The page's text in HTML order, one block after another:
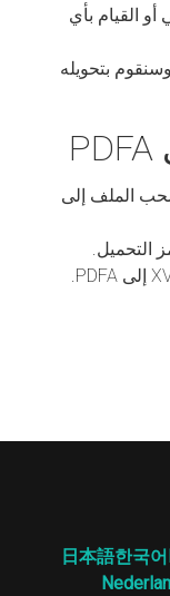
القيام بأي
بتحويله
الملف إلى
التحميل.
한국어
日本語